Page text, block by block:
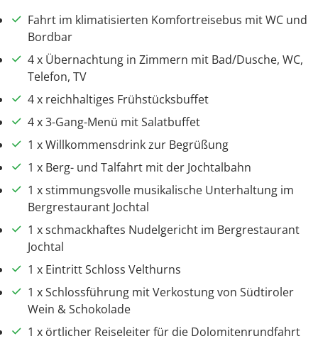
Fahrt im klimatisierten Komfortreisebus mit WC und
Bordbar
4 x Übernachtung in Zimmern mit Bad/Dusche, WC,
Telefon, TV
4 x reichhaltiges Frühstücksbuffet
4 x 3-Gang-Menü mit Salatbuffet
1 x Willkommensdrink zur Begrüßung
1 x Berg- und Talfahrt mit der Jochtalbahn
1 x stimmungsvolle musikalische Unterhaltung im
Bergrestaurant Jochtal
1 x schmackhaftes Nudelgericht im Bergrestaurant
Jochtal
1 x Eintritt Schloss Velthurns
1 x Schlossführung mit Verkostung von Südtiroler
Wein & Schokolade
1 x örtlicher Reiseleiter für die Dolomitenrundfahrt